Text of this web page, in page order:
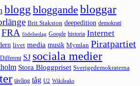
blogg bloggande bloggar
Brit Stakston deepedition demokrati
FRA födelsedag Google historia Internet
livet media musik Mymlan Piratpartiet
SJ sociala medier
Stora Bloggpriset Sverigedemokraterna
tävling tåg U2 Wikileaks